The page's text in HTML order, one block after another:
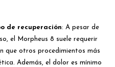
de recuperación: A pesar de
el Morpheus 8 suele requerir
que otros procedimientos más
Además, el dolor es mínimo